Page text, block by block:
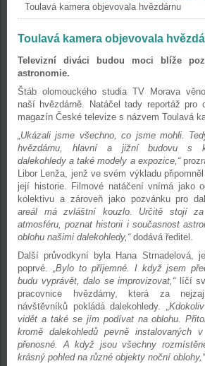
Toulavá kamera objevovala hvězdárnu
Toulavá kamera objevovala
Televizní diváci budou moci blíže
astronomie.
Štáb olomouckého studia TV Morava
naší hvězdárně. Natáčel tady reportáž pro
magazín České televize s názvem Toulavá
„Ukázali jsme všechno, co jsme mohli.
hvězdárnu, hlavní a jižní budovu s
dalekohledy a také modely a expozice,“
Libor Lenža, jenž ve svém výkladu
její historie. Filmové natáčení vnímá jako
kolektivu a zároveň jako pozvánku pro
areál má zvláštní kouzlo. Určitě stojí
atmosféru, poznat historii i současnost
oblohu našimi dalekohledy,“dodává ředitel.
Další průvodkyní byla Hana Strnadelová,
poprvé. „Bylo to příjemné. I když jsem
budu vyprávět, dalo se improvizovat,“líčí
pracovnice hvězdárny, která za
návštěvníků pokládá dalekohledy.
vidět a také se jím podívat na oblohu.
kromě dalekohledů pevně
přenosné. A když jsou všechny
krásný pohled na různé objekty noční oblohy,“